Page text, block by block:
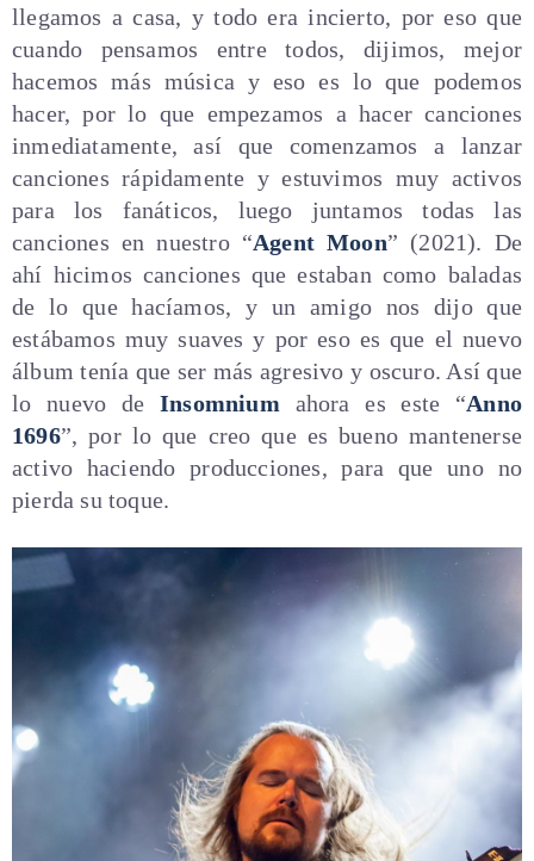
llegamos a casa, y todo era incierto, por eso que
cuando pensamos entre todos, dijimos, mejor
hacemos más música y eso es lo que podemos
hacer, por lo que empezamos a hacer canciones
inmediatamente, así que comenzamos a lanzar
canciones rápidamente y estuvimos muy activos
para los fanáticos, luego juntamos todas las
canciones en nuestro “Agent Moon” (2021). De
ahí hicimos canciones que estaban como baladas
de lo que hacíamos, y un amigo nos dijo que
estábamos muy suaves y por eso es que el nuevo
álbum tenía que ser más agresivo y oscuro. Así que
lo nuevo deInsomnium ahora es este “Anno
1696”, por lo que creo que es bueno mantenerse
activo haciendo producciones, para que uno no
pierda su toque.